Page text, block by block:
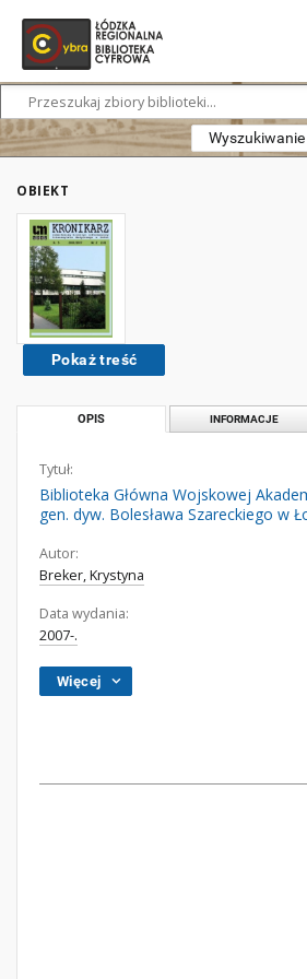
OBIEKT
Pokaż treść
OPIS INFORMACJE
Tytuł:
Biblioteka Główna Wojskowej
gen. dyw. Bolesława Szareckiego w
Autor:
Breker, Krystyna
Data wydania:
2007-.
Więcej